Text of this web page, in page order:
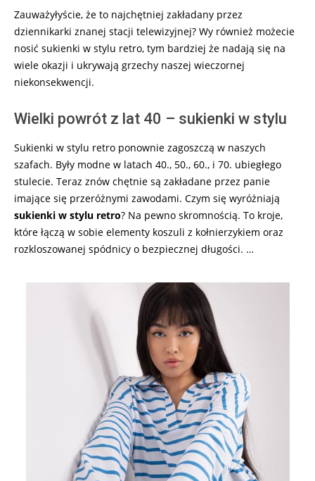
Zauważyłyście, że to najchętniej zakładany przez
dziennikarki znanej stacji telewizyjnej? Wy również możecie
nosić sukienki w stylu retro, tym bardziej że nadają się na
wiele okazji i ukrywają grzechy naszej wieczornej
niekonsekwencji.
Wielki powrót z lat 40 – sukienki w stylu
Sukienki w stylu retro ponownie zagoszczą w naszych
szafach. Były modne w latach 40., 50., 60., i 70. ubiegłego
stulecie. Teraz znów chętnie są zakładane przez panie
imające się przeróżnymi zawodami. Czym się wyróżniają
sukienki w stylu retro? Na pewno skromnością. To kroje,
które łączą w sobie elementy koszuli z kołnierzykiem oraz
rozkloszowanej spódnicy o bezpiecznej długości. …